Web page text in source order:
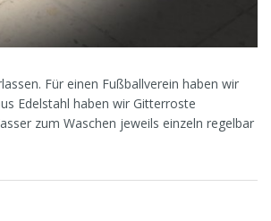
Für einen Fußballverein haben wir
Edelstahl haben wir Gitterroste
zum Waschen jeweils einzeln regelbar